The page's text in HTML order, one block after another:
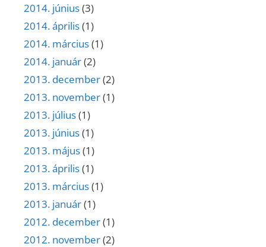
2014. június(3)
2014. április(1)
2014. március(1)
2014. január(2)
2013. december(2)
2013. november(1)
2013. július(1)
2013. június(1)
2013. május(1)
2013. április(1)
2013. március(1)
2013. január(1)
2012. december(1)
2012. november(2)